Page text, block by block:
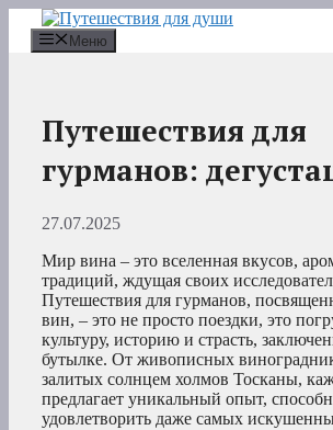
Перейти
содержимому
Меню
Путешествия для
гурманов:
27.07.2025
Мир вина – это вселенная вкусов,
традиций, ждущая своих
Путешествия для гурманов,
вин, – это не просто поездки, это
культуру, историю и страсть,
бутылке. От живописных
залитых солнцем холмов Тосканы,
предлагает уникальный опыт,
удовлетворить даже самых